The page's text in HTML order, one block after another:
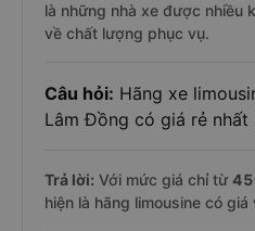
là những nhà xe được nhiều
về chất lượng phục vụ.
Câu hỏi: Hãng xe
Lâm Đồng có giá rẻ nhất
Trả lời: Với mức giá chỉ từ
hiện là hãng limousine có